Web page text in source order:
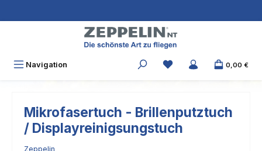
Navigation 0,00 €
Mikrofasertuch - Brillenputztuch
/ Displayreinigsungstuch
Zeppelin